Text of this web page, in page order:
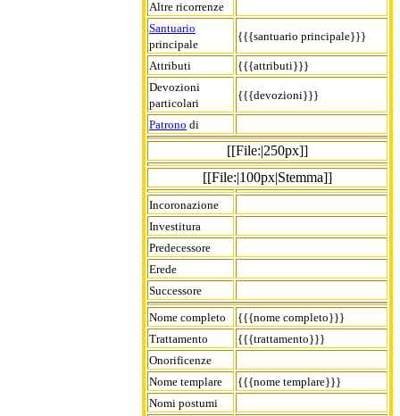
Altre ricorrenze
Santuario
principale
{{{santuario principale}}}
Attributi
{{{attributi}}}
Devozioni
particolari
{{{devozioni}}}
Patrono di
[[File:|250px]]
[[File:|100px|Stemma]]
Incoronazione
Investitura
Predecessore
Erede
Successore
Nome completo
{{{nome completo}}}
Trattamento
{{{trattamento}}}
Onorificenze
Nome templare
{{{nome templare}}}
Nomi postumi